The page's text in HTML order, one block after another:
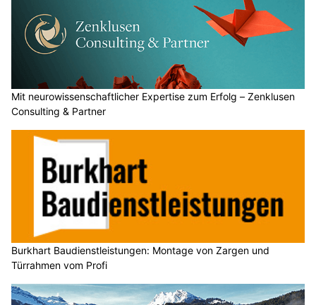
Mit neurowissenschaftlicher Expertise zum Erfolg – Zenklusen
Consulting & Partner
Burkhart Baudienstleistungen: Montage von Zargen und
Türrahmen vom Profi